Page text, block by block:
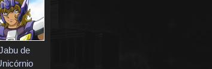
de